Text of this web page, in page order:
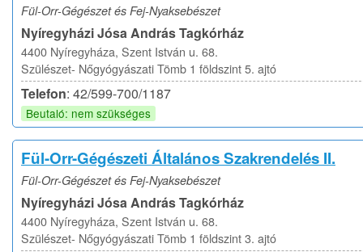
Fül-Orr-Gégészet és Fej-Nyaksebészet
Nyíregyházi Jósa András Tagkórház
4400 Nyíregyháza, Szent István u. 68.
Szülészet- Nőgyógyászati Tömb 1 földszint 5. ajtó
Telefon: 42/599-700/1187
Beutaló: nem szükséges
Fül-Orr-Gégészeti Általános Szakrendelés II.
Fül-Orr-Gégészet és Fej-Nyaksebészet
Nyíregyházi Jósa András Tagkórház
4400 Nyíregyháza, Szent István u. 68.
Szülészet- Nőgyógyászati Tömb 1 földszint 3. ajtó